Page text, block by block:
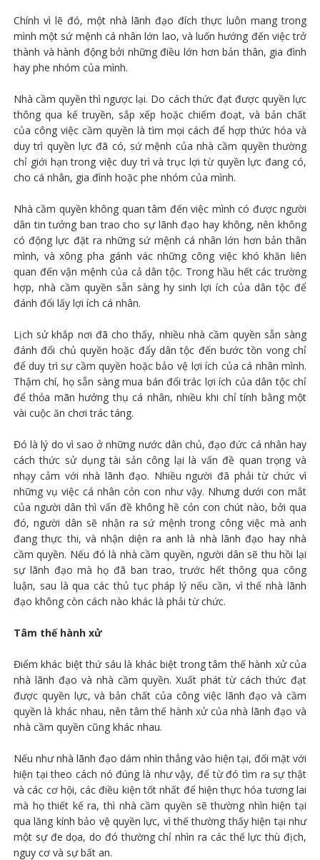
Chính vì lẽ đó, một nhà lãnh đạo đích thực luôn mang trong
mình một sứ mệnh cá nhân lớn lao, và luốn hướng đến việc trở
thành và hành động bởi những điều lớn hơn bản thân, gia đình
hay phe nhóm của mình.
Nhà cầm quyền thì ngược lại. Do cách thức đạt được quyền lực
thông qua kế truyền, sắp xếp hoặc chiếm đoạt, và bản chất
của công việc cầm quyền là tìm mọi cách để hợp thức hóa và
duy trì quyền lực đã có, sứ mệnh của nhà cầm quyền thường
chỉ giới hạn trong việc duy trì và trục lợi từ quyền lực đang có,
cho cá nhân, gia đình hoặc phe nhóm của mình.
Nhà cầm quyền không quan tâm đến việc mình có được người
dân tin tưởng ban trao cho sự lãnh đạo hay không, nên không
có động lực đặt ra những sứ mệnh cá nhân lớn hơn bản thân
mình, và xông pha gánh vác những công việc khó khăn liên
quan đến vận mệnh của cả dân tộc. Trong hầu hết các trường
hợp, nhà cầm quyền sẵn sàng hy sinh lợi ích của dân tộc để
đánh đổi lấy lợi ích cá nhân.
Lịch sử khắp nơi đã cho thấy, nhiều nhà cầm quyền sẵn sàng
đánh đổi chủ quyền hoặc đẩy dân tộc đến bước tồn vong chỉ
để duy trì sự cầm quyền hoặc bảo vệ lợi ích của cá nhân mình.
Thậm chí, họ sẵn sàng mua bán đổi trác lợi ích của dân tộc chỉ
để thỏa mãn hưởng thụ cá nhân, nhiều khi chỉ tính bằng một
vài cuộc ăn chơi trác táng.
Đó là lý do vì sao ở những nước dân chủ, đạo đức cá nhân hay
cách thức sử dụng tài sản công lại là vấn đề quan trọng và
nhạy cảm với nhà lãnh đạo. Nhiều người đã phải từ chức vì
những vụ việc cá nhân cỏn con như vậy. Nhưng dưới con mắt
của người dân thì vấn đề không hề cỏn con chút nào, bởi qua
đó, người dân sẽ nhận ra sứ mệnh trong công việc mà anh
đang thực thi, và nhận diện ra anh là nhà lãnh đạo hay nhà
cầm quyền. Nếu đó là nhà cầm quyền, người dân sẽ thu hồi lại
sự lãnh đạo mà họ đã ban trao, trước hết thông qua công
luận, sau là qua các thủ tục pháp lý nếu cần, vì thế nhà lãnh
đạo không còn cách nào khác là phải từ chức.
Tâm thế hành xử
Điểm khác biệt thứ sáu là khác biệt trong tâm thế hành xử của
nhà lãnh đạo và nhà cầm quyền. Xuất phát từ cách thức đạt
được quyền lực, và bản chất của công việc lãnh đạo và cầm
quyền là khác nhau, nên tâm thế hành xử của nhà lãnh đạo và
nhà cầm quyền cũng khác nhau.
Nếu như nhà lãnh đạo dám nhìn thẳng vào hiện tại, đối mặt với
hiện tại theo cách nó đúng là như vậy, để từ đó tìm ra sự thật
và các cơ hội, các điều kiện tốt nhất để hiện thực hóa tương lai
mà họ thiết kế ra, thì nhà cầm quyền sẽ thường nhìn hiện tại
qua lăng kính bảo vệ quyền lực, vì thế thường thấy hiện tại như
một sự đe dọa, do đó thường chỉ nhìn ra các thế lực thù địch,
nguy cơ và sự bất an.